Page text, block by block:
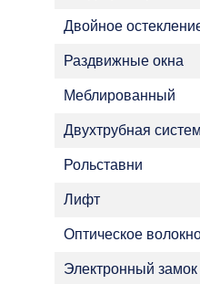
Двойное
Раздвижные окна
Меблированный
Двухтрубная
Рольставни
Лифт
Оптическое
Электронный замок